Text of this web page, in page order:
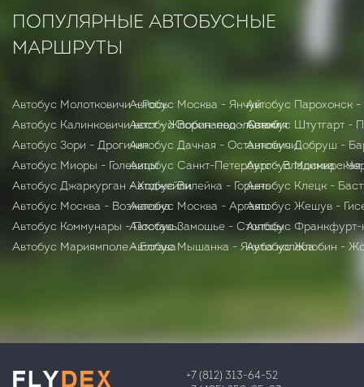
ПОПУЛЯРНЫЕ АВТОБУСНЫЕ
МАРШРУТЫ
Автобус Молотковичи - Рось
Автобус Калинковичи вост - Жлобин-подольский
Автобус Зори - Дрогичин
Автобус Миоры - Голевицы
Автобус Джаркурган - Ходжейли
Автобус Москва - Возжаевка
Автобус Коммунары - Поставы
Автобус Мариямполе - Елгава
Автобус Москва - Янчуй
Автобус Воропаево - Оземля
Автобус Дачная - Останковичи
Автобус Санкт-Петербург - Владимирская
Автобус Вилейка - Горынь
Автобус Москва - Аргаяш
Автобус Замошье - Столбцы
Автобус Мышанка - Якуба колоса
Автобус Парохонск -
Автобус Штутгарт -
Автобус Добруш -
Автобус Москва -
Автобус Клецк -
Автобус Жешув -
Автобус
Автобус Жлобин -
+7 (812) 313-64-52